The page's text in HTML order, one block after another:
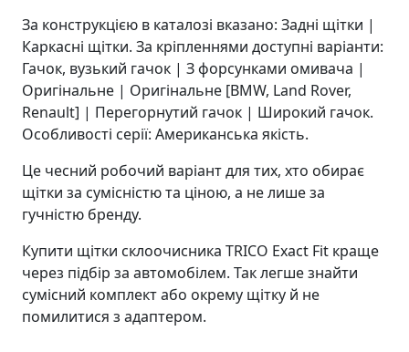
За конструкцією в каталозі вказано: Задні щітки |
Каркасні щітки. За кріпленнями доступні варіанти:
Гачок, вузький гачок | З форсунками омивача |
Оригінальне | Оригінальне [BMW, Land Rover,
Renault] | Перегорнутий гачок | Широкий гачок.
Особливості серії: Американська якість.
Це чесний робочий варіант для тих, хто обирає
щітки за сумісністю та ціною, а не лише за
гучністю бренду.
Купити щітки склоочисника TRICO Exact Fit краще
через підбір за автомобілем. Так легше знайти
сумісний комплект або окрему щітку й не
помилитися з адаптером.